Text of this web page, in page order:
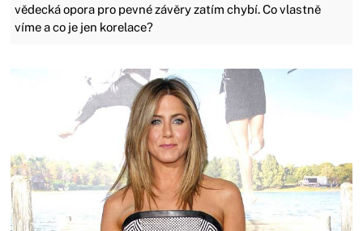
vědecká opora pro pevné závěry zatím chybí. Co vlastně
víme a co je jen korelace?